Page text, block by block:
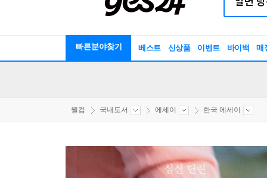
빠른분야찾기 베스트 신상품 이벤트 바이백 매
웰컴 국내도서 에세이 한국 에세이